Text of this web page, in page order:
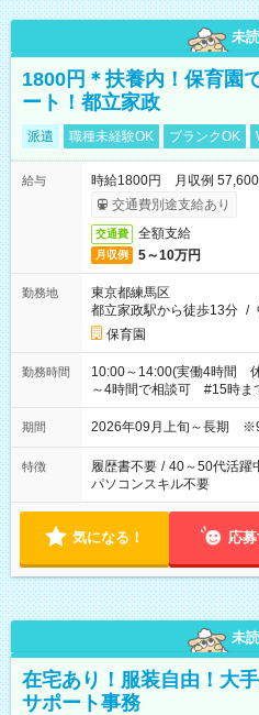
未読
1800円＊扶養内！保育園
ート！都立家政
派遣 職種未経験OK ブランクOK
給与
時給1800円 月収例 57,600
交通費別途支給あり
交通費 全額支給
月収例 5～10万円
勤務地
東京都練馬区
都立家政駅から徒歩13分 /
保育園
勤務時間
10:00～14:00(実働4時間
～4時間で相談可 #15時ま
期間 2026年09月上旬～長期 ※9
特徴 履歴書不要 / 40～50代活躍
パソコンスキル不要
気になる！ 応
未読
在宅あり！服装自由！大
サポート事務